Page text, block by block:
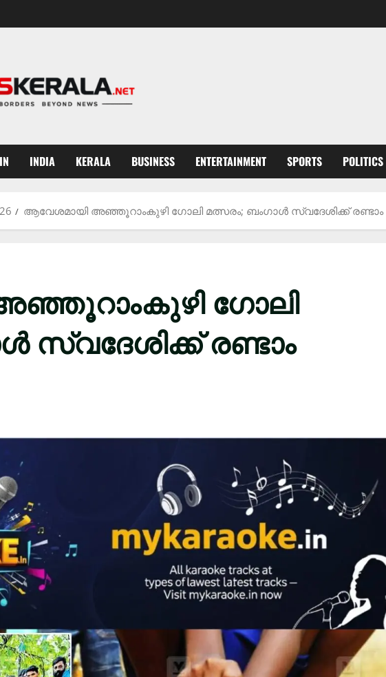
INDIA KERALA BUSINESS ENTERTAINMENT SPORTS POLITICS
ആവേശമായി അഞ്ഞൂറാംകുഴി ഗോലി മത്സരം; ബംഗാൾ സ്വദേശിക്ക്
ഗോലി
സ്വദേശിക്ക് രണ്ടാം